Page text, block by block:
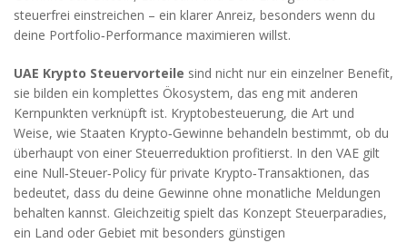
steuerfrei einstreichen – ein klarer Anreiz, besonders wenn du
deine Portfolio‑Performance maximieren willst.
UAE Krypto Steuervorteile sind nicht nur ein einzelner Benefit,
sie bilden ein komplettes Ökosystem, das eng mit anderen
Kernpunkten verknüpft ist. Kryptobesteuerung, die Art und
Weise, wie Staaten Krypto‑Gewinne behandeln bestimmt, ob du
überhaupt von einer Steuerreduktion profitierst. In den VAE gilt
eine Null‑Steuer‑Policy für private Krypto‑Transaktionen, das
bedeutet, dass du deine Gewinne ohne monatliche Meldungen
behalten kannst. Gleichzeitig spielt das Konzept Steuerparadies,
ein Land oder Gebiet mit besonders günstigen